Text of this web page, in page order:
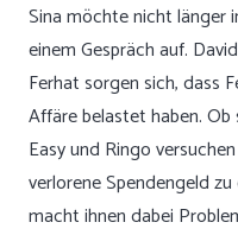
Sina möchte nicht länger
einem Gespräch auf.
Ferhat sorgen sich, dass
Affäre belastet haben.
Easy und Ringo
verlorene Spendengeld
macht ihnen dabei